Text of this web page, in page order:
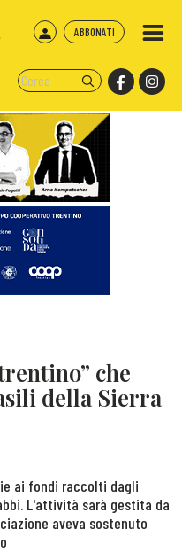
ABBONATI
che
della Sierra
ai fondi raccolti dagli
L'attività sarà gestita da
aveva sostenuto